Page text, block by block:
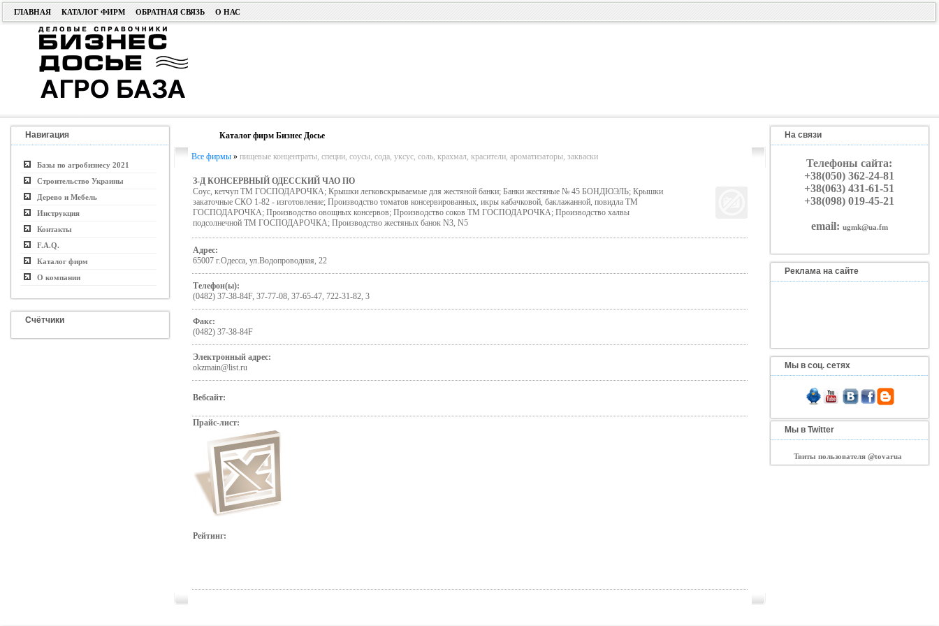
ГЛАВНАЯ КАТАЛОГ ФИРМ ОБРАТНАЯ СВЯЗЬ О НАС
Навигация
Базы по агробизнесу 2021
Строительство Украины
Дерево и Мебель
Инструкция
Контакты
F.A.Q.
Каталог фирм
О компании
Счётчики
Каталог фирм Бизнес Досье
Все фирмы» пищевые концентраты, специи, соусы, сода, уксус, соль, крахмал, красители, ароматизаторы, закваски
З-Д КОНСЕРВНЫЙ ОДЕССКИЙ ЧАО ПО
Соус, кетчуп ТМ ГОСПОДАРОЧКА; Крышки легковскрываемые для жестяной банки; Банки жестяные № 45 БОНДЮЭЛЬ; Крышки
закаточные СКО 1-82 - изготовление; Производство томатов консервированных, икры кабачковой, баклажанной, повидла ТМ
ГОСПОДАРОЧКА; Производство овощных консервов; Производство соков ТМ ГОСПОДАРОЧКА; Производство халвы
подсолнечной ТМ ГОСПОДАРОЧКА; Производство жестяных банок N3, N5
Адрес:
65007 г.Одесса, ул.Водопроводная, 22
Телефон(ы):
(0482) 37-38-84F, 37-77-08, 37-65-47, 722-31-82, 3
Факс:
(0482) 37-38-84F
Электронный адрес:
okzmain@list.ru
Вебсайт:
Прайс-лист:
Рейтинг:
На связи
Телефоны сайта:
+38(050) 362-24-81
+38(063) 431-61-51
+38(098) 019-45-21
email: ugmk@ua.fm
Реклама на сайте
Мы в соц. сетях
Мы в Twitter
Твиты пользователя @tovarua